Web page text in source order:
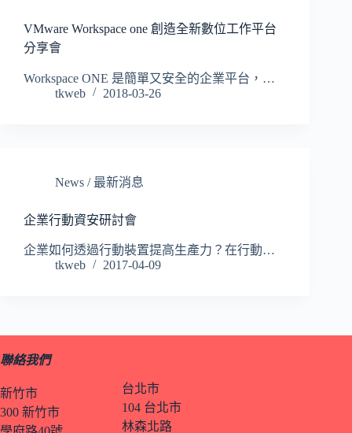
VMware Workspace one 創造全新數位工作平台
分享會
Workspace ONE 是簡單又安全的企業平台，…
tkweb
2018-03-26
News / 最新消息
企業行動資安研討會
企業如何透過行動裝置提高生產力？在行動…
tkweb
2017-04-09
聯絡我們
新竹市
300 新竹市
台北市
104 台北市
林森北路